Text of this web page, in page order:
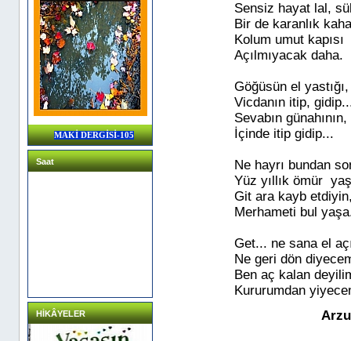
MAKİ DERGİSİ-105
Saat
HİKÂYELER
Sensiz hayat lal,
Bir de karanlık
Kolum umut kapısı
Açılmıyacak daha.
Göğüsün el yastığı,
Vicdanın itip,
Sevabın günahının,
İçinde itip gidip...
Ne hayrı bundan
Yüz yıllık ömür
Git ara kayb
Merhameti bul
Get... ne sana el
Ne geri dön
Ben aç kalan
Kururumdan